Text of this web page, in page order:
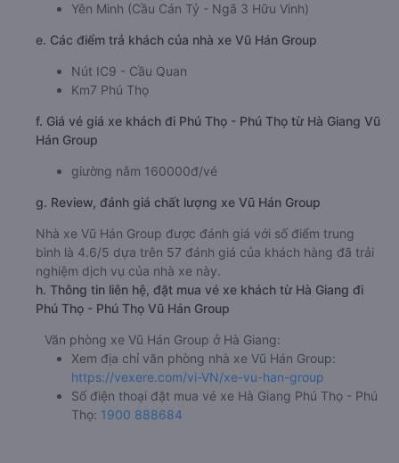
Yên Minh (Cầu Cán Tỷ - Ngã 3 Hữu Vinh)
e. Các điểm trả khách của nhà xe Vũ Hán Group
Nút IC9 - Cầu Quan
Km7 Phú Thọ
f. Giá vé giá xe khách đi Phú Thọ - Phú Thọ từ Hà Giang Vũ
Hán Group
giường nằm 160000đ/vé
g. Review, đánh giá chất lượng xe Vũ Hán Group
Nhà xe Vũ Hán Group được đánh giá với số điểm trung
bình là 4.6/5 dựa trên 57 đánh giá của khách hàng đã trải
nghiệm dịch vụ của nhà xe này.
h. Thông tin liên hệ, đặt mua vé xe khách từ Hà Giang đi
Phú Thọ - Phú Thọ Vũ Hán Group
Văn phòng xe Vũ Hán Group ở Hà Giang:
Xem địa chỉ văn phòng nhà xe Vũ Hán Group:
https://vexere.com/vi-VN/xe-vu-han-group
Số điện thoại đặt mua vé xe Hà Giang Phú Thọ - Phú
Thọ: 1900 888684